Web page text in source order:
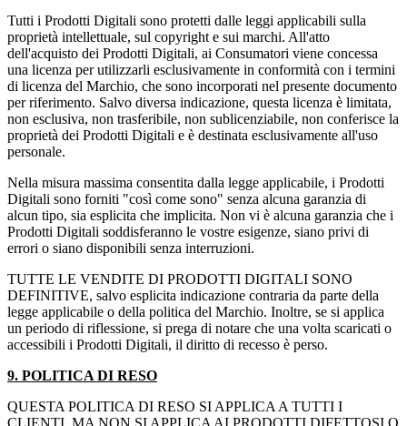
Tutti i Prodotti Digitali sono protetti dalle leggi applicabili sulla
proprietà intellettuale, sul copyright e sui marchi. All'atto
dell'acquisto dei Prodotti Digitali, ai Consumatori viene concessa
una licenza per utilizzarli esclusivamente in conformità con i termini
di licenza del Marchio, che sono incorporati nel presente documento
per riferimento. Salvo diversa indicazione, questa licenza è limitata,
non esclusiva, non trasferibile, non sublicenziabile, non conferisce la
proprietà dei Prodotti Digitali e è destinata esclusivamente all'uso
personale.
Nella misura massima consentita dalla legge applicabile, i Prodotti
Digitali sono forniti "così come sono" senza alcuna garanzia di
alcun tipo, sia esplicita che implicita. Non vi è alcuna garanzia che i
Prodotti Digitali soddisferanno le vostre esigenze, siano privi di
errori o siano disponibili senza interruzioni.
TUTTE LE VENDITE DI PRODOTTI DIGITALI SONO
DEFINITIVE, salvo esplicita indicazione contraria da parte della
legge applicabile o della politica del Marchio. Inoltre, se si applica
un periodo di riflessione, si prega di notare che una volta scaricati o
accessibili i Prodotti Digitali, il diritto di recesso è perso.
9. POLITICA DI RESO
QUESTA POLITICA DI RESO SI APPLICA A TUTTI I